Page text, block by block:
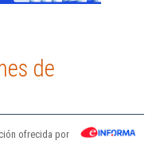
de
ofrecida por